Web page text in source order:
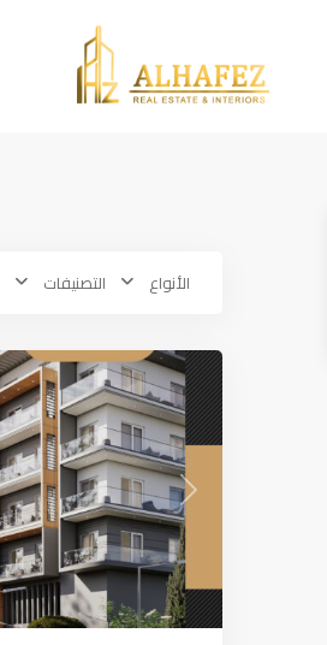
الأنواع التصنيفات Warsan
Next